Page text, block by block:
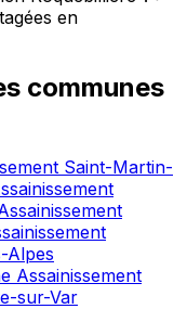
en
communes
Saint-Martin-
Alpes
Assainissement
sur-Var